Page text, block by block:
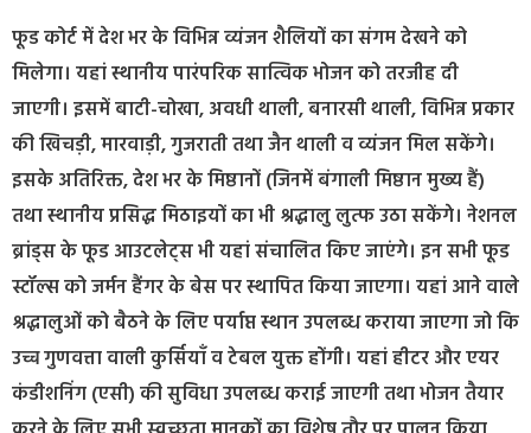
फूड कोर्ट में देश भर के विभिन्न व्यंजन शैलियों का संगम देखने को
मिलेगा। यहां स्थानीय पारंपरिक सात्विक भोजन को तरजीह दी
जाएगी। इसमें बाटी-चोखा, अवधी थाली, बनारसी थाली, विभिन्न प्रकार
की खिचड़ी, मारवाड़ी, गुजराती तथा जैन थाली व व्यंजन मिल सकेंगे।
इसके अतिरिक्त, देश भर के मिष्ठानों (जिनमें बंगाली मिष्ठान मुख्य हैं)
तथा स्थानीय प्रसिद्ध मिठाइयों का भी श्रद्धालु लुत्फ उठा सकेंगे। नेशनल
ब्रांड्स के फूड आउटलेट्स भी यहां संचालित किए जाएंगे। इन सभी फूड
स्टॉल्स को जर्मन हैंगर के बेस पर स्थापित किया जाएगा। यहां आने वाले
श्रद्धालुओं को बैठने के लिए पर्याप्त स्थान उपलब्ध कराया जाएगा जो कि
उच्च गुणवत्ता वाली कुर्सियाँ व टेबल युक्त होंगी। यहां हीटर और एयर
कंडीशनिंग (एसी) की सुविधा उपलब्ध कराई जाएगी तथा भोजन तैयार